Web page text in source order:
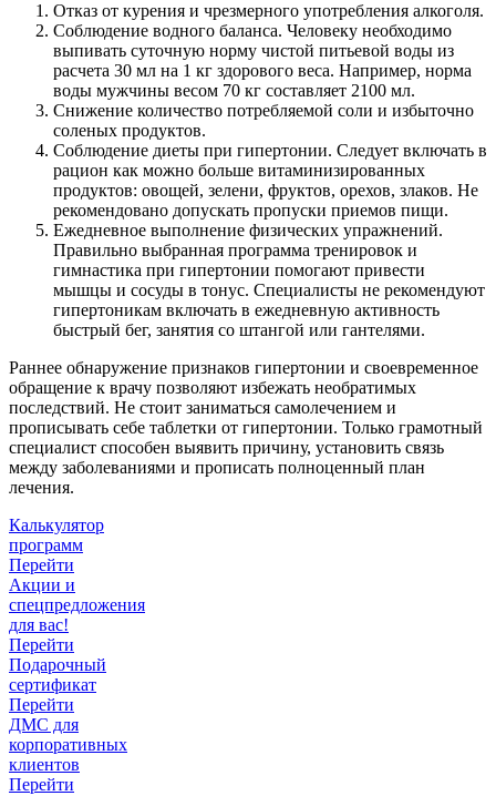
Отказ от курения и чрезмерного употребления алкоголя.
Соблюдение водного баланса. Человеку необходимо
выпивать суточную норму чистой питьевой воды из
расчета 30 мл на 1 кг здорового веса. Например, норма
воды мужчины весом 70 кг составляет 2100 мл.
Снижение количество потребляемой соли и избыточно
соленых продуктов.
Соблюдение диеты при гипертонии. Следует включать в
рацион как можно больше витаминизированных
продуктов: овощей, зелени, фруктов, орехов, злаков. Не
рекомендовано допускать пропуски приемов пищи.
Ежедневное выполнение физических упражнений.
Правильно выбранная программа тренировок и
гимнастика при гипертонии помогают привести
мышцы и сосуды в тонус. Специалисты не рекомендуют
гипертоникам включать в ежедневную активность
быстрый бег, занятия со штангой или гантелями.
Раннее обнаружение признаков гипертонии и своевременное
обращение к врачу позволяют избежать необратимых
последствий. Не стоит заниматься самолечением и
прописывать себе таблетки от гипертонии. Только грамотный
специалист способен выявить причину, установить связь
между заболеваниями и прописать полноценный план
лечения.
Калькулятор
программ
Перейти
Акции и
спецпредложения
для вас!
Перейти
Подарочный
сертификат
Перейти
ДМС для
корпоративных
клиентов
Перейти